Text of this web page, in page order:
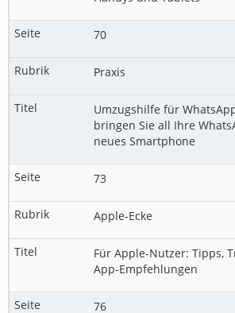
70
Praxis
Umzugshilfe für
bringen Sie all Ihre
neues Smartphone
73
Apple-Ecke
Für Apple-Nutzer: Tipps,
App-Empfehlungen
76